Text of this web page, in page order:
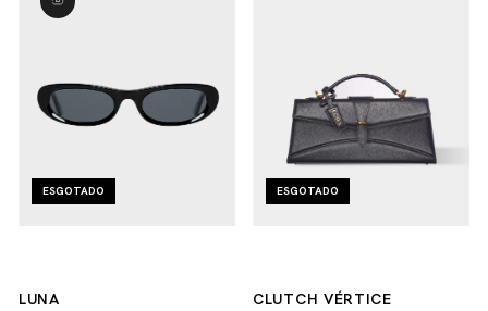
ESGOTADO
LUNA
ESGOTADO
CLUTCH VÉRTICE